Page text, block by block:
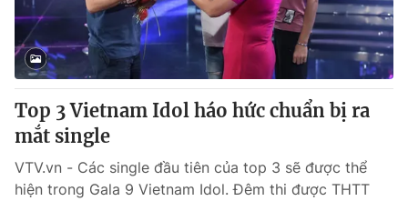
Top 3 Vietnam Idol háo hức chuẩn bị ra
mắt single
VTV.vn - Các single đầu tiên của top 3 sẽ được thể
hiện trong Gala 9 Vietnam Idol. Đêm thi được THTT